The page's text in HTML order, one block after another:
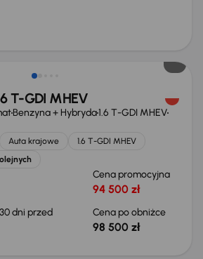
T-GDI MHEV
Benzyna + Hybryda1.6 T-GDI MHEV
Auta krajowe
1.6 T-GDI MHEV
Cena promocyjna
94 500 zł
dni przed
Cena po obniżce
98 500 zł